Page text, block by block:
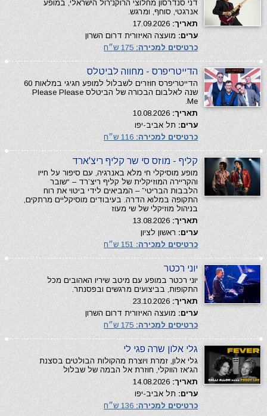
דני סנדרסון מחלוצי הרוקנ'רול הישראלי, במופע
אנרגטי, סוחף, ומרגש.
תאריך:
ערים: מועצה האיזורית דרום השרון
כרטיסים למכירה:
הדייטריפרס - מחווה לביטלס
הדייטריפרס חוזרים לשבלול למופע חגיגי במלאות 60
שנה לאלבום הבכורה של הביטלס Please Please
Me.
תאריך:
ערים: תל אביב-יפו
כרטיסים למכירה:
קליף - מוזס סי שר קליף ריצ'ארד
מופע מוסיקלי חי מלא באנרגיה, עם סיפור על חייו
והקריירה המוזיקלית של קליף ריצ’רד – “שובר
הלבבות הבריטי” – המביאים לידי ביטוי את רוח
התקופה במלוא הדרה. בעיבודים מוסיקליים מרתקים,
בניהול מוזיקלי של שי מעוז
תאריך:
ערים: ראשון לציון
כרטיסים למכירה:
יוני רכטר
יוני רכטר במופע עם מיטב שיריו האהובים מכל
התקופות, בביצועים מרגשים ובפסנתר.
תאריך:
ערים: מועצה האיזורית דרום השרון
כרטיסים למכירה:
גלי אלון שרה פגי לי
גלי אלון, זמרת ויוצרת מהקולות הבולטים בסצנת
הג'אז הווקלי, חוזרת אל הבמה של שבלול
תאריך:
ערים: תל אביב-יפו
כרטיסים למכירה: